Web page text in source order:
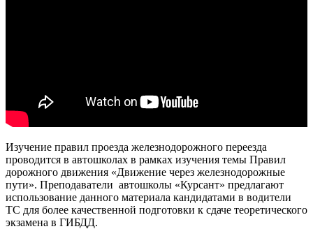
Изучение правил проезда железнодорожного переезда
проводится в автошколах в рамках изучения темы Правил
дорожного движения «Движение через железнодорожные
пути». Преподаватели автошколы «Курсант» предлагают
использование данного материала кандидатами в водители
ТС для более качественной подготовки к сдаче теоретического
экзамена в ГИБДД.